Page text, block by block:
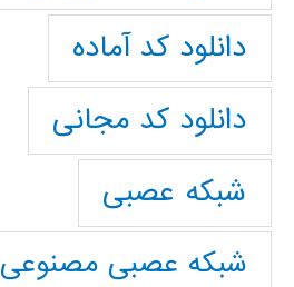
دانلود کد آماده
دانلود کد مجانی
شبکه عصبی
شبکه عصبی مصنوعی